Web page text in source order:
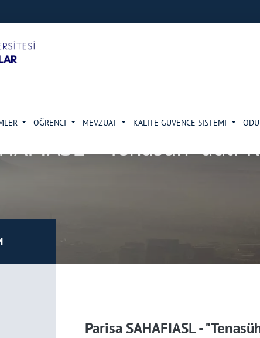
ÖĞRENCİ MEVZUAT KALİTE GÜVENCE SİSTEMİ
- "Tenasüh"
Parisa SAHAFIASL -